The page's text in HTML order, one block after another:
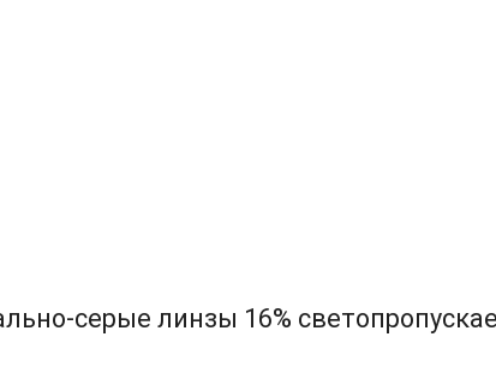
серые линзы 16%